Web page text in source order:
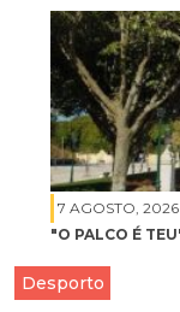
7 AGOSTO, 2026
"O PALCO É
Desporto